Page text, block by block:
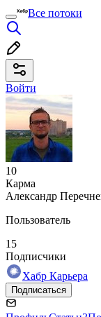
Все потоки
Войти
10
Карма
Александр
Пользователь
15
Подписчики
Хабр Карьера
Подписаться